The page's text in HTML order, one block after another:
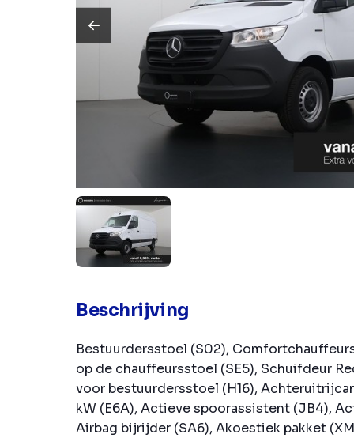
Beschrijving
Bestuurdersstoel (S02),
op de chauffeursstoel (SE5), Schuifdeur
voor bestuurdersstoel (H16),
kW (E6A), Actieve spoorassistent (JB4),
Airbag bijrijder (SA6), Akoestiek pakket